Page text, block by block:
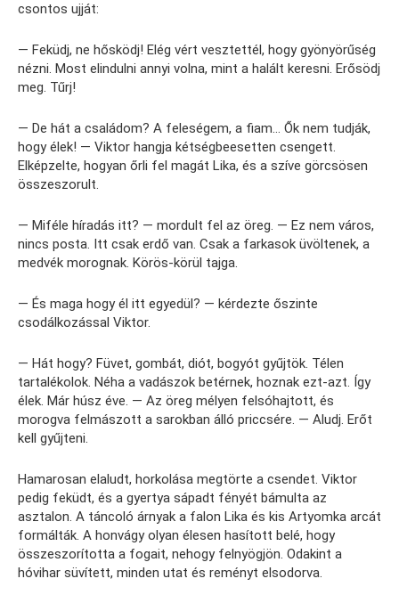
csontos ujját:
— Feküdj, ne hősködj! Elég vért vesztettél, hogy gyönyörűség
nézni. Most elindulni annyi volna, mint a halált keresni. Erősödj
meg. Tűrj!
— De hát a családom? A feleségem, a fiam… Ők nem tudják,
hogy élek! — Viktor hangja kétségbeesetten csengett.
Elképzelte, hogyan őrli fel magát Lika, és a szíve görcsösen
összeszorult.
— Miféle híradás itt? — mordult fel az öreg. — Ez nem város,
nincs posta. Itt csak erdő van. Csak a farkasok üvöltenek, a
medvék morognak. Körös-körül tajga.
— És maga hogy él itt egyedül? — kérdezte őszinte
csodálkozással Viktor.
— Hát hogy? Füvet, gombát, diót, bogyót gyűjtök. Télen
tartalékolok. Néha a vadászok betérnek, hoznak ezt-azt. Így
élek. Már húsz éve. — Az öreg mélyen felsóhajtott, és
morogva felmászott a sarokban álló priccsére. — Aludj. Erőt
kell gyűjteni.
Hamarosan elaludt, horkolása megtörte a csendet. Viktor
pedig feküdt, és a gyertya sápadt fényét bámulta az
asztalon. A táncoló árnyak a falon Lika és kis Artyomka arcát
formálták. A honvágy olyan élesen hasított belé, hogy
összeszorította a fogait, nehogy felnyögjön. Odakint a
hóvihar süvített, minden utat és reményt elsodorva.